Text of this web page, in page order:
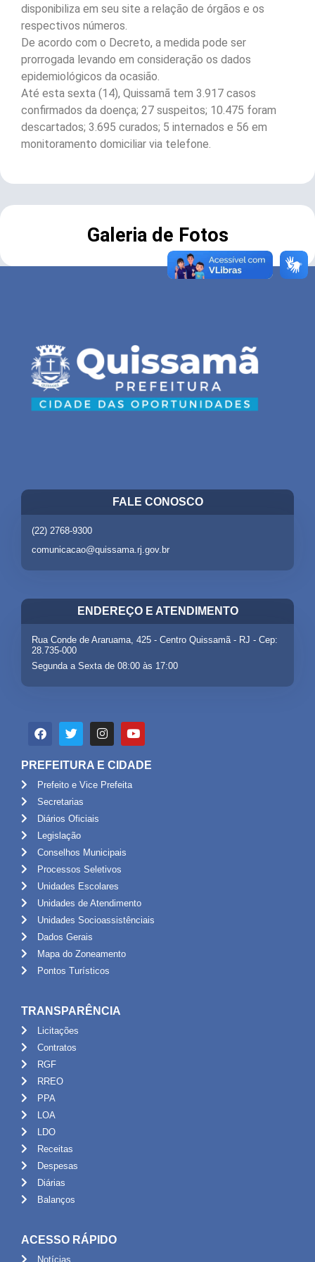
disponibiliza em seu site a relação de órgãos e os
respectivos números.
De acordo com o Decreto, a medida pode ser
prorrogada levando em consideração os dados
epidemiológicos da ocasião.
Até esta sexta (14), Quissamã tem 3.917 casos
confirmados da doença; 27 suspeitos; 10.475 foram
descartados; 3.695 curados; 5 internados e 56 em
monitoramento domiciliar via telefone.
Galeria de Fotos
FALE CONOSCO
(22) 2768-9300
comunicacao@quissama.rj.gov.br
ENDEREÇO E ATENDIMENTO
Rua Conde de Araruama, 425 - Centro Quissamã - RJ - Cep:
28.735-000
Segunda a Sexta de 08:00 às 17:00
PREFEITURA E CIDADE
Prefeito e Vice Prefeita
Secretarias
Diários Oficiais
Legislação
Conselhos Municipais
Processos Seletivos
Unidades Escolares
Unidades de Atendimento
Unidades Socioassistênciais
Dados Gerais
Mapa do Zoneamento
Pontos Turísticos
TRANSPARÊNCIA
Licitações
Contratos
RGF
RREO
PPA
LOA
LDO
Receitas
Despesas
Diárias
Balanços
ACESSO RÁPIDO
Notícias